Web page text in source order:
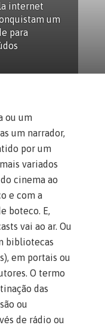
internet
um
para
ou um
um narrador,
por um
variados
cinema ao
e com a
boteco. E,
vai ao ar. Ou
bibliotecas
em portais ou
O termo
das
ou
de rádio ou